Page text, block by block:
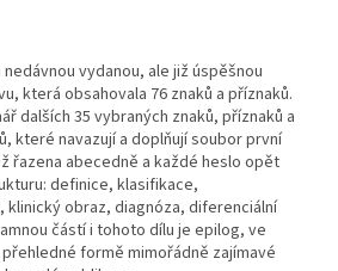
vydanou, ale již úspěšnou
která obsahovala 76 znaků a příznaků.
dalších 35 vybraných znaků, příznaků a
které navazují a doplňují soubor první
řazena abecedně a každé heslo opět
definice, klasifikace,
obraz, diagnóza, diferenciální
částí i tohoto dílu je epilog, ve
formě mimořádně zajímavé